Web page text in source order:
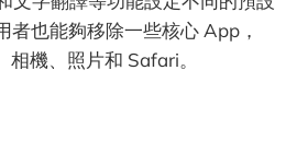
者也能夠移除一些核心 App，
機、照片和 Safari。